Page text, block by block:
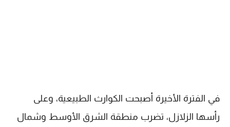
في الفترة الأخيرة أصبحت الكوارث الطبيعية، وعلى
رأسها الزلازل، تضرب منطقة الشرق الأوسط وشمال